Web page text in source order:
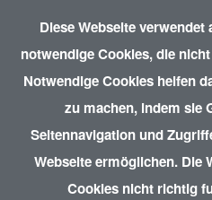
Diese Webseite
notwendige Cookies, die
Notwendige Cookies helfen
zu machen, indem sie
Seitennavigation und
Webseite ermöglichen. Die
Cookies nicht richtig